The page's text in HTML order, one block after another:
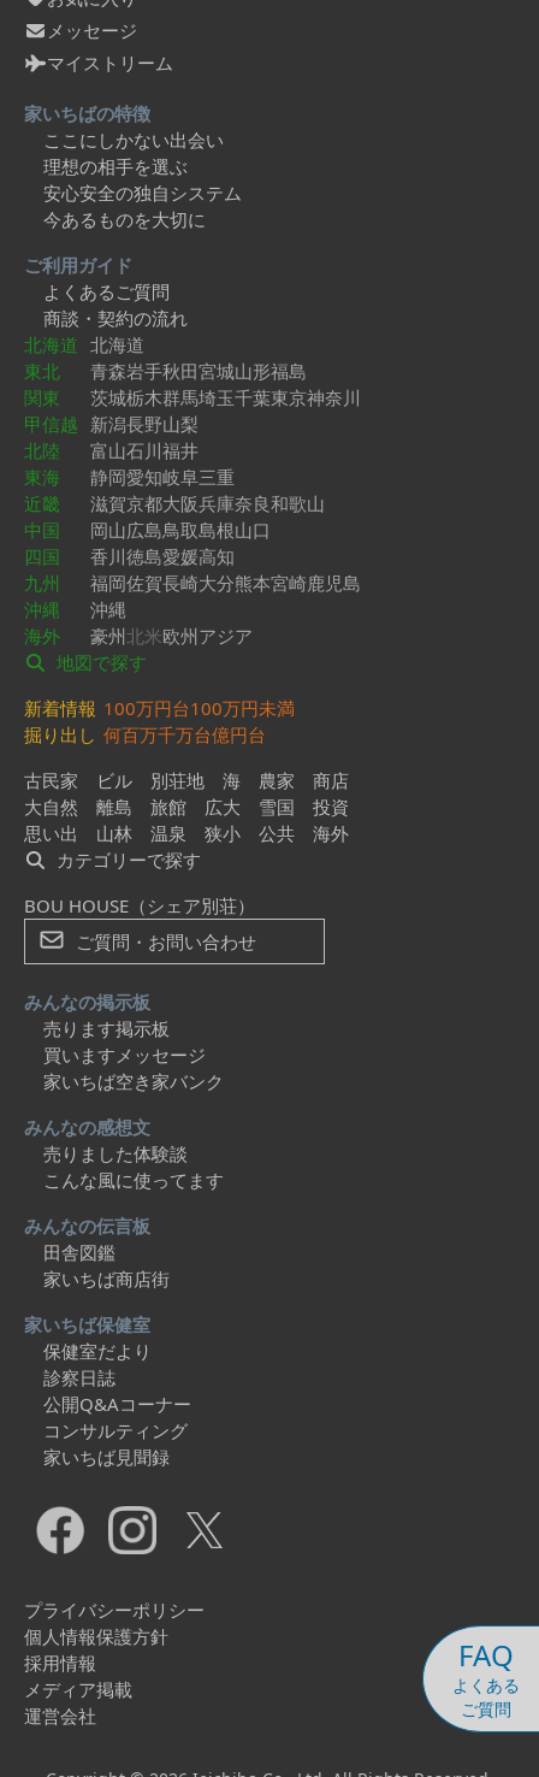
FAQ
よくある
ご質問
メッセージ
マイストリーム
家いちばの特徴
ここにしかない出会い
理想の相手を選ぶ
安心安全の独自システム
今あるものを大切に
ご利用ガイド
よくあるご質問
商談・契約の流れ
北海道 北海道
東北
青森岩手秋田宮城山形福島
関東
茨城栃木群馬埼玉千葉東京神奈川
甲信越 新潟長野山梨
北陸
富山石川福井
東海
静岡愛知岐阜三重
近畿
滋賀京都大阪兵庫奈良和歌山
中国
岡山広島鳥取島根山口
四国
香川徳島愛媛高知
九州
福岡佐賀長崎大分熊本宮崎鹿児島
沖縄
沖縄
海外
豪州北米欧州アジア
地図で探す
新着情報 100万円台100万円未満
掘り出し 何百万千万台億円台
古民家
ビル 別荘地 海 農家
商店
大自然
離島 旅館 広大 雪国
投資
思い出
山林 温泉 狭小 公共
海外
カテゴリーで探す
BOU HOUSE（シェア別荘）
ご質問・お問い合わせ
みんなの掲示板
売ります掲示板
買いますメッセージ
家いちば空き家バンク
みんなの感想文
売りました体験談
こんな風に使ってます
みんなの伝言板
田舎図鑑
家いちば商店街
家いちば保健室
保健室だより
診察日誌
公開Q&Aコーナー
コンサルティング
家いちば見聞録
プライバシーポリシー
個人情報保護方針
採用情報
メディア掲載
運営会社